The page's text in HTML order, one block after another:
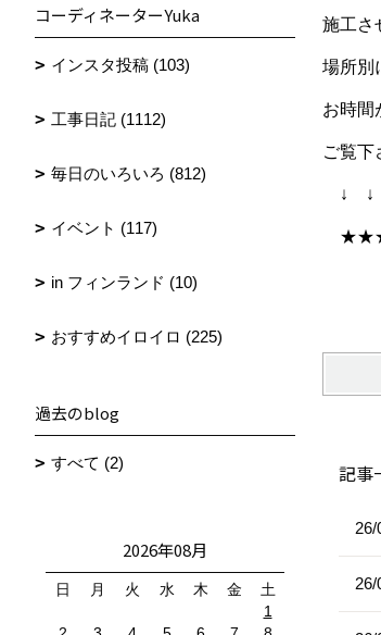
施工さ
場所別
お時間
ご覧下
↓ ↓
記事
26/
26/
コーディネーターYuka
インスタ投稿 (103)
工事日記 (1112)
毎日のいろいろ (812)
イベント (117)
in フィンランド (10)
おすすめイロイロ (225)
過去のblog
すべて (2)
2026年08月
日 月 火 水 木 金
土
1